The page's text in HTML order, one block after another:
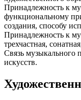
Принадлежность к
функциональному
создания, способу
Принадлежность к
трехчастная,
Связь музыкального
искусств.